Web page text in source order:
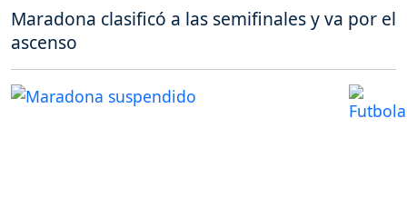
Maradona clasificó a las semifinales y va por el
ascenso